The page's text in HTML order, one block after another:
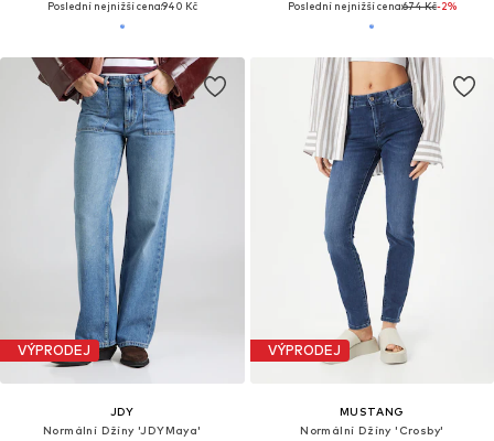
Poslední nejnižší cena:940 Kč
Poslední nejnižší cena:674 Kč-2%
VÝPRODEJ
JDY
Normální Džíny 'JDYMaya'
VÝPRODEJ
MUSTANG
Normální Džíny 'Crosby'